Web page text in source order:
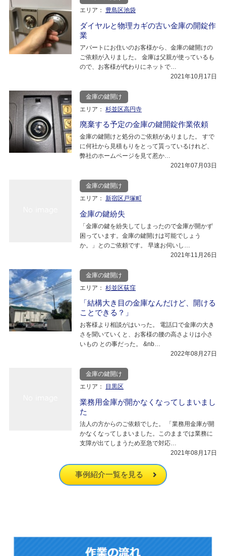
エリア：
豊島区池袋
ダイヤルと物理カギの古い金庫の開錠作
業
アパートにお住いのお客様から、金庫の鍵開けの
ご依頼が入りました。 金庫は父親が使っているも
ので、お客様が代わりにネットで…
2021年10月17日
金庫の鍵開け
エリア： 杉並区高円寺
廃棄する予定の金庫の鍵開錠作業依頼
金庫の鍵開けと処分のご依頼がありました。 すで
に何社から見積もりをとって貰っているけれど、
弊社のホームページを見て惹か…
2021年07月03日
金庫の鍵開け
エリア： 新宿区戸塚町
金庫の鍵紛失
「金庫の鍵を紛失してしまったので金庫が開かず
困っています。金庫の鍵開けは可能でしょう
か。」とのご依頼です。 早速お伺いし…
2021年11月26日
金庫の鍵開け
エリア： 杉並区荻窪
「結構大き目の金庫なんだけど、開ける
ことできる？」
お客様より相談がはいった。 電話口で金庫の大き
さを聞いていくと、お客様の腰の高さよりは小さ
いもの との事だった。 &nb…
2022年08月27日
金庫の鍵開け
エリア：
目黒区
業務用金庫が開かなくなってしまいまし
た
法人の方からのご依頼でした。 「業務用金庫が開
かなくなってしまいました。このままでは業務に
支障が出てしまうため至急で対応…
2021年08月17日
事例紹介一覧を見る